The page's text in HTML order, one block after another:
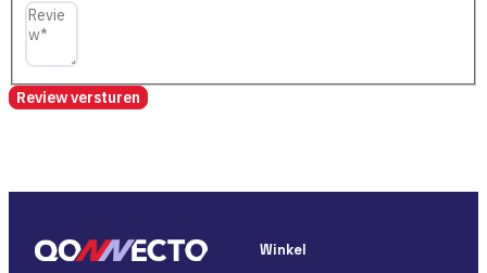
Review versturen
Winkel